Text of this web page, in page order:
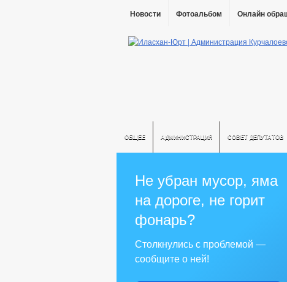
Новости Фотоальбом Онлайн
ОБЩЕЕ АДМИНИСТРАЦИЯ СОВЕТ ДЕПУТАТОВ
Не убран мусор, яма
на дороге, не горит
фонарь?
Столкнулись с проблемой —
сообщите о ней!